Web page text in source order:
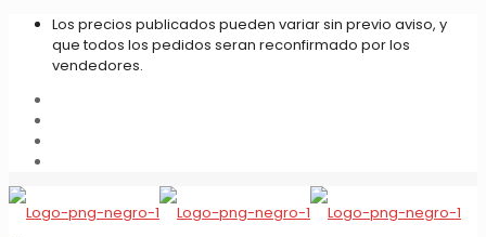
Los precios publicados pueden variar sin previo aviso, y
que todos los pedidos seran reconfirmado por los
vendedores.